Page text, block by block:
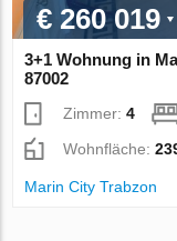
€ 260 019
3+1 Wohnung in
87002
Zimmer:4
Wohnfläche:
Marin City Trabzon